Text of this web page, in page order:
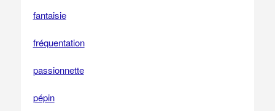
fantaisie
fréquentation
passionnette
pépin